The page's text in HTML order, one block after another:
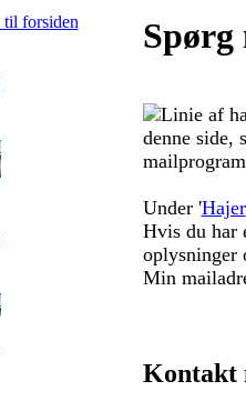
Spørg
denne side,
Under 'Hajer
Hvis du har
oplysninger
Min
Kontakt